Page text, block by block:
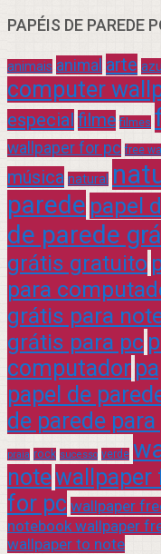
PAPÉIS DE PAREDE
animais animal arte
computer
especial filme filmes
wallpaper for pc free
música natural
parede papel
de parede
grátis gratuito
para
grátis para
grátis para pc
computador
papel de
de parede para
praia rock sucesso verde
notewallpaper
for pc wallpaper
notebook wallpaper
wallpaper to note